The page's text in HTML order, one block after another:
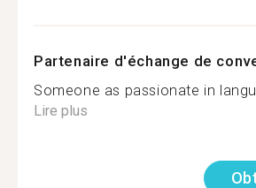
Partenaire d'échange de
Someone as passionate in
Lire plus